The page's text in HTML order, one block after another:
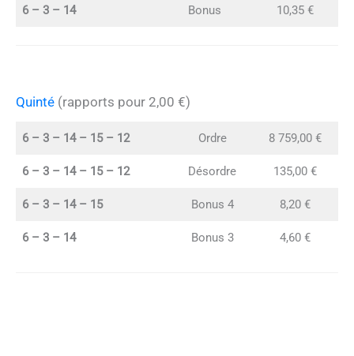
6 – 3 – 14 Bonus 10,35 €
Quinté (rapports pour 2,00 €)
6 – 3 – 14 – 15 – 12 Ordre 8 759,00 €
6 – 3 – 14 – 15 – 12 Désordre 135,00 €
6 – 3 – 14 – 15 Bonus 4 8,20 €
6 – 3 – 14 Bonus 3 4,60 €